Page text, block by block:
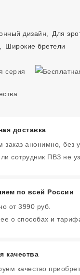
дизайн Для
Широкие бретели
доставка
заказ анонимно, без
сотрудник ПВЗ не
по всей России
от 3990 руб.
о способах и
качества
качество